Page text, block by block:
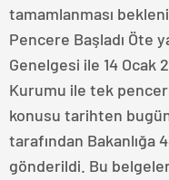
tamamlanması
Pencere Başladı Öte
Genelgesi ile 14 Ocak
Kurumu ile tek
konusu tarihten
tarafından
gönderildi. Bu